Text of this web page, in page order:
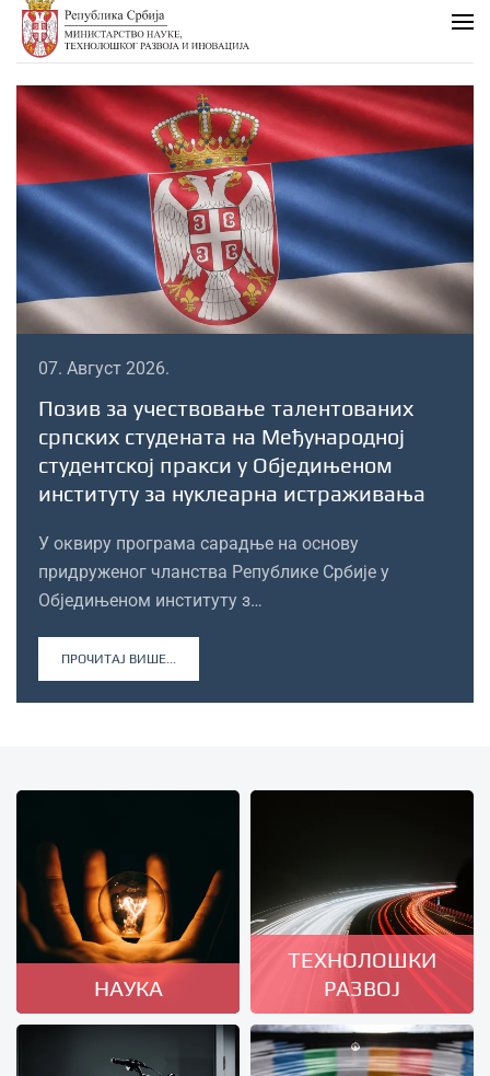
07. Август 2026.
Позив за учествовање талентованих
српских студената на Међународној
студентској пракси у Обједињеном
институту за нуклеарна истраживања
У оквиру програма сарадње на основу
придруженог чланства Републике Србије у
Обједињеном институту з…
ПРОЧИТАЈ ВИШЕ...
НАУКА
ТЕХНОЛОШКИ
РАЗВОЈ